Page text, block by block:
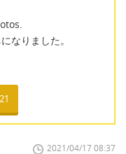
なりました。
21
2021/04/17 08:37